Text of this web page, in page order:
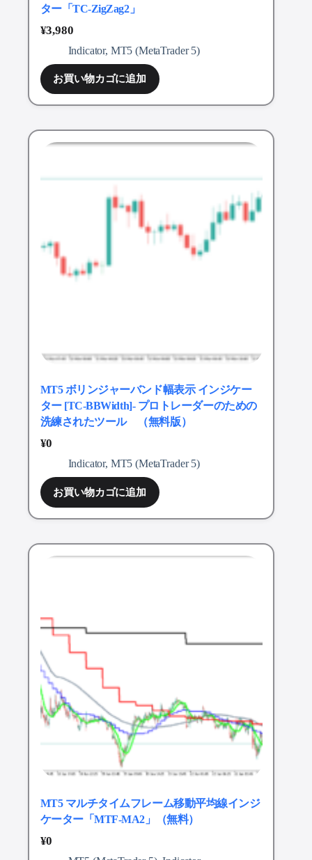
ター「TC-ZigZag2」
¥3,980
Indicator, MT5 (MetaTrader 5)
お買い物カゴに追加
MT5 ボリンジャーバンド幅表示 インジケー
ター [TC-BBWidth]- プロトレーダーのための
洗練されたツール （無料版）
¥0
Indicator, MT5 (MetaTrader 5)
お買い物カゴに追加
MT5 マルチタイムフレーム移動平均線インジ
ケーター「MTF-MA2」（無料）
¥0